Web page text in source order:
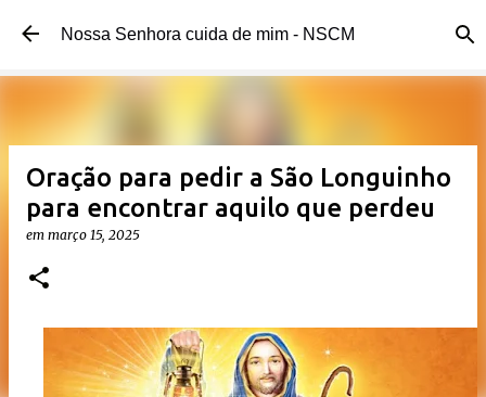
Pular para o conteúdo principal
Nossa Senhora cuida de mim - NSCM
Oração para pedir a São Longuinho
para encontrar aquilo que perdeu
em março 15, 2025